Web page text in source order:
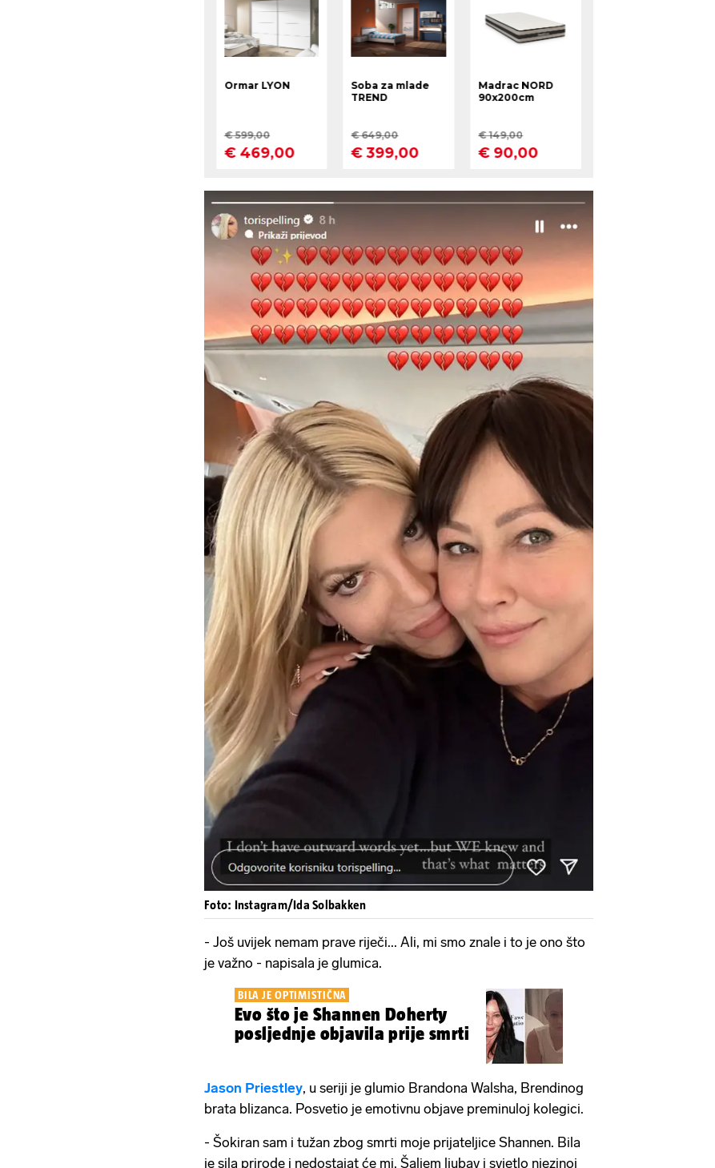
Foto: Instagram/Ida Solbakken
- Još uvijek nemam prave riječi... Ali, mi smo znale i to je ono što
je važno - napisala je glumica.
BILA JE OPTIMISTIČNA
Evo što je Shannen Doherty
posljednje objavila prije smrti
Jason Priestley, u seriji je glumio Brandona Walsha, Brendinog
brata blizanca. Posvetio je emotivnu objave preminuloj kolegici.
- Šokiran sam i tužan zbog smrti moje prijateljice Shannen. Bila
je sila prirode i nedostajat će mi. Šaljem ljubav i svjetlo njezinoj